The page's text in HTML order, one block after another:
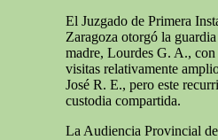
El Juzgado de Primera
Zaragoza otorgó la
madre, Lourdes G. A.,
visitas relativamente
José R. E., pero este
custodia compartida.
La Audiencia Provincial